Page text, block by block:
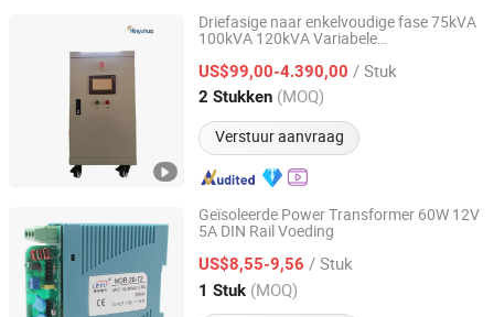
Driefasige naar enkelvoudige fase 75kVA
100kVA 120kVA Variabele
ACVoedingsbron
US$99,00-4.390,00 / Stuk
2 Stukken (MOQ)
Verstuur aanvraag
Jinan Xinyuhua Energy Technology Co., Ltd.
Shandong, China Sinds 2021
Geïsoleerde Power Transformer 60W 12V
5A DIN Rail Voeding
US$8,55-9,56 / Stuk
1 Stuk (MOQ)
Zhejiang Leyu Electric Co., Ltd.
Zhejiang, China Sinds 2011